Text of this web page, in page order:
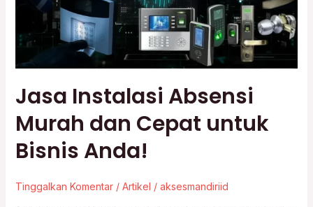
Jasa Instalasi Absensi
Murah dan Cepat untuk
Bisnis Anda!
Tinggalkan Komentar / Artikel / aksesmandiriid
untuk
Anda!